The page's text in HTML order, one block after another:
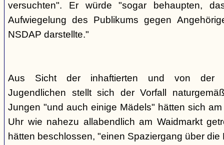
versuchten". Er würde "sogar behaupten,
Aufwiegelung des Publikums gegen
NSDAP darstellte."
Aus Sicht der inhaftierten und von der
Jugendlichen stellt sich der Vorfall
Jungen "und auch einige Mädels" hätten sich
Uhr wie nahezu allabendlich am Waidmarkt
hätten beschlossen, "einen Spaziergang über